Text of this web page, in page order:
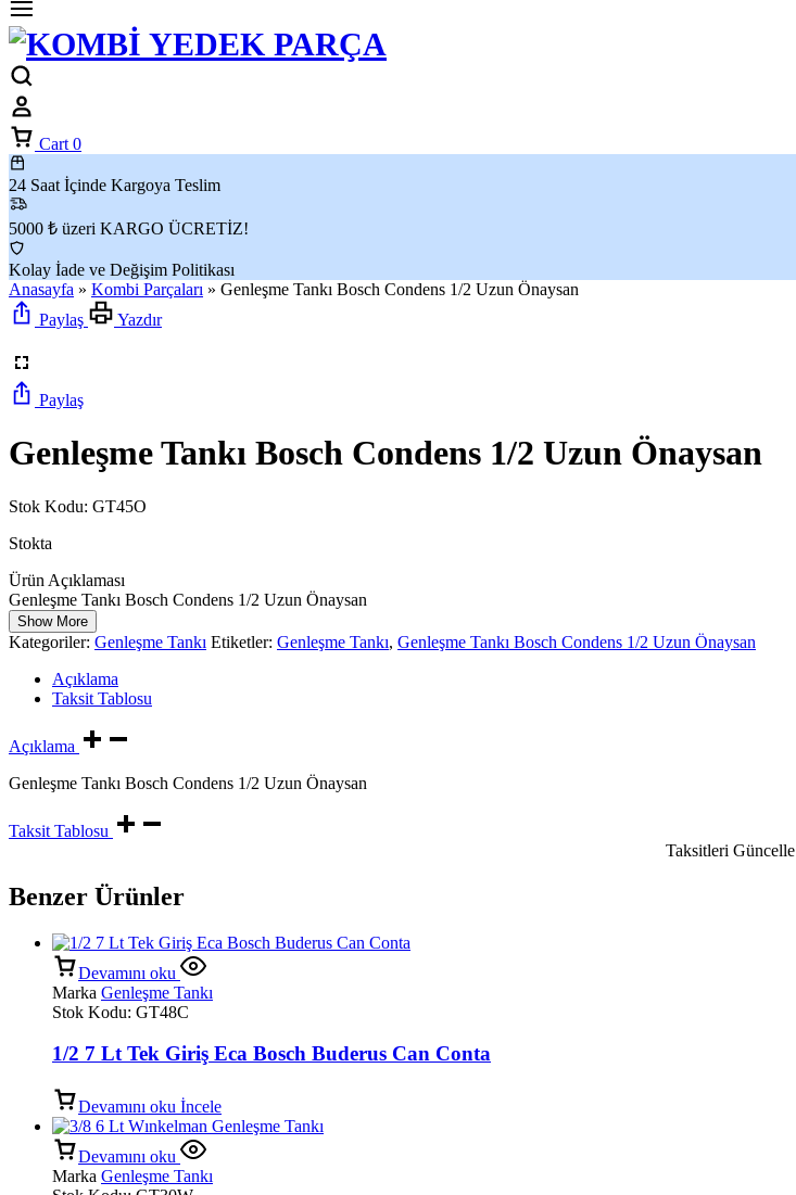
Cart 0
24 Saat İçinde Kargoya Teslim
5000 ₺ üzeri KARGO ÜCRETİZ!
Kolay İade ve Değişim Politikası
Anasayfa » Kombi Parçaları » Genleşme Tankı Bosch Condens 1/2 Uzun Önaysan
Paylaş
Yazdır
Paylaş
Genleşme Tankı Bosch Condens 1/2 Uzun Önaysan
Stok Kodu: GT45O
Stokta
Ürün Açıklaması
Genleşme Tankı Bosch Condens 1/2 Uzun Önaysan
Show More
Kategoriler: Genleşme Tankı Etiketler: Genleşme Tankı, Genleşme Tankı Bosch Condens 1/2 Uzun Önaysan
Açıklama
Taksit Tablosu
Açıklama
Genleşme Tankı Bosch Condens 1/2 Uzun Önaysan
Taksit Tablosu
Taksitleri Güncelle
Benzer Ürünler
Devamını oku
Marka Genleşme Tankı
Stok Kodu: GT48C
1/2 7 Lt Tek Giriş Eca Bosch Buderus Can Conta
Devamını oku İncele
Devamını oku
Marka Genleşme Tankı